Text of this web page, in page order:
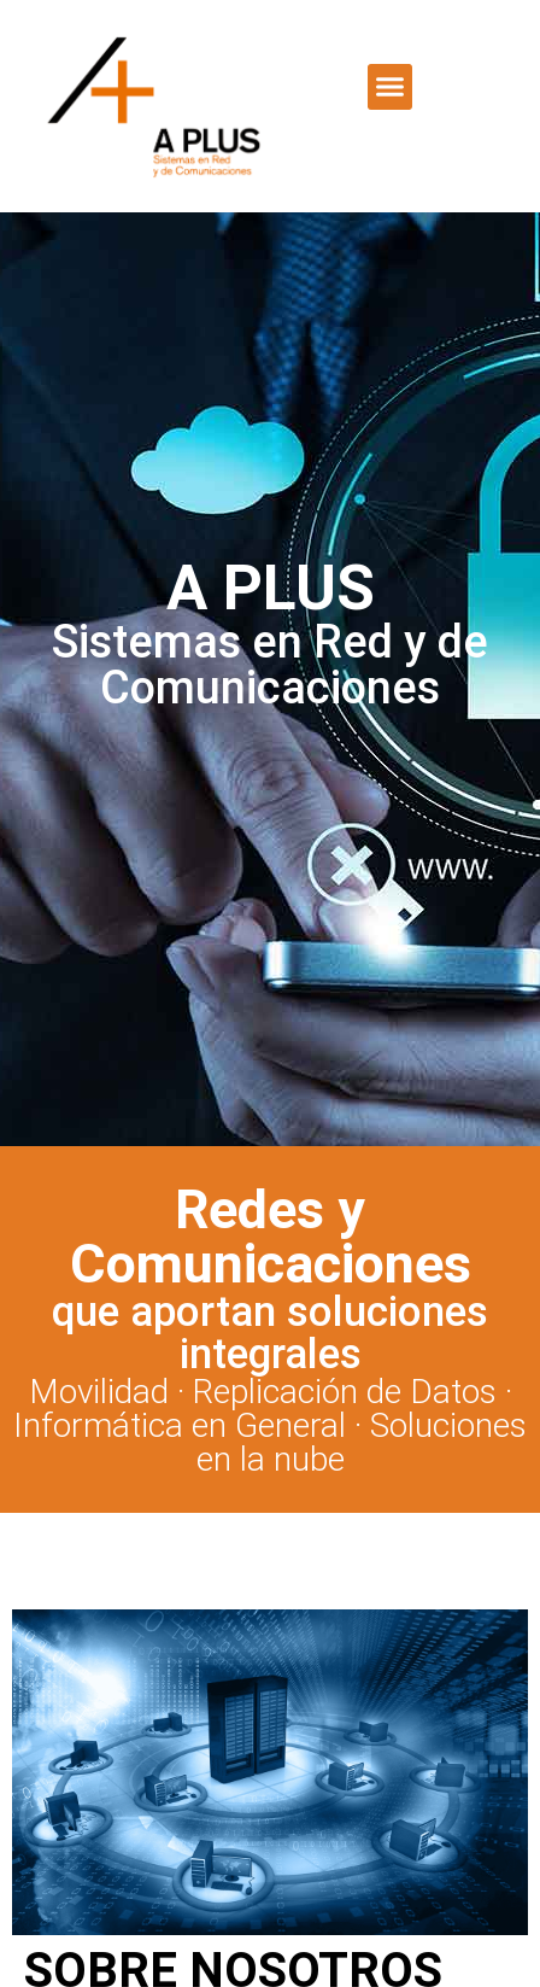
A PLUS
Sistemas en Red y de
Comunicaciones
Redes y
Comunicaciones
que aportan soluciones
integrales
Movilidad · Replicación de Datos ·
Informática en General · Soluciones
en la nube
SOBRE NOSOTROS